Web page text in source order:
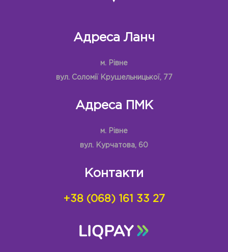
Адреса Ланч
м. Рівне
вул. Соломії Крушельницької, 77
Адреса ПМК
м. Рівне
вул. Курчатова, 60
Контакти
+38 (068) 161 33 27